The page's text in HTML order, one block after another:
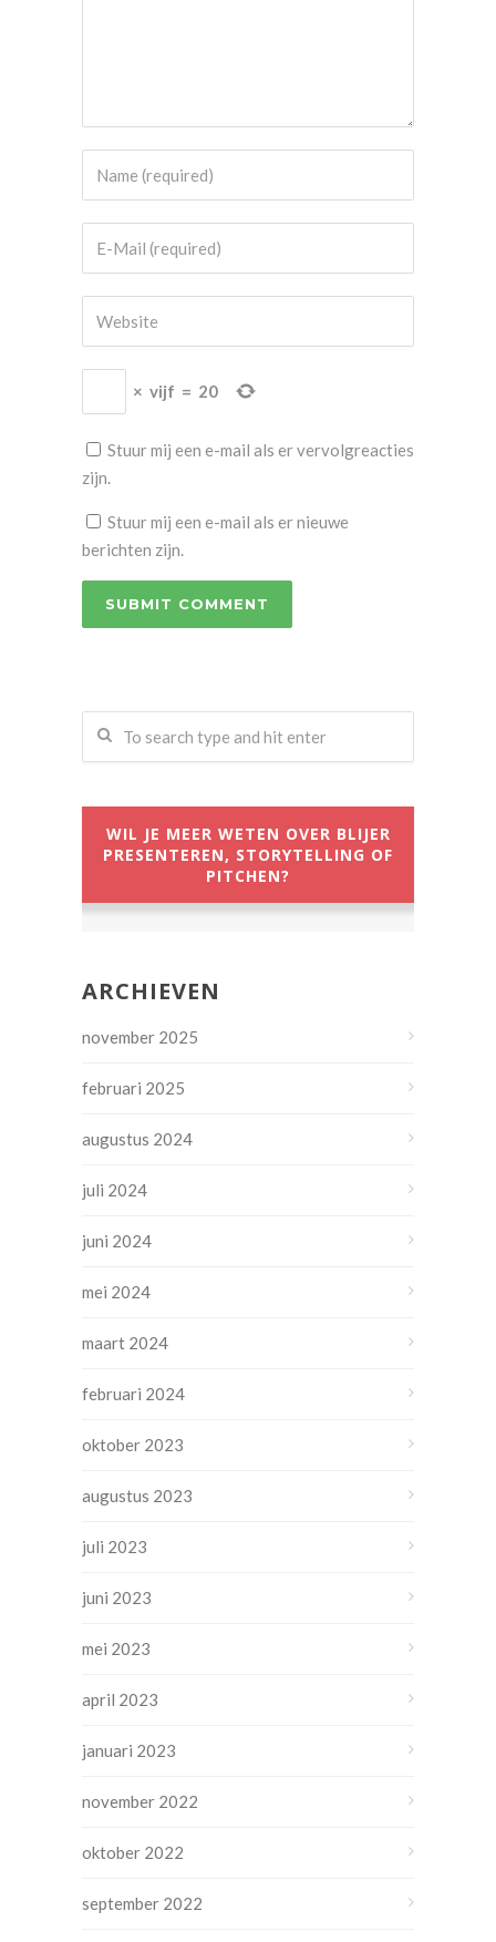
× vijf = 20
Stuur mij een e-mail als er vervolgreacties
zijn.
Stuur mij een e-mail als er nieuwe
berichten zijn.
WIL JE MEER WETEN OVER BLIJER
PRESENTEREN, STORYTELLING OF
PITCHEN?
ARCHIEVEN
november 2025
februari 2025
augustus 2024
juli 2024
juni 2024
mei 2024
maart 2024
februari 2024
oktober 2023
augustus 2023
juli 2023
juni 2023
mei 2023
april 2023
januari 2023
november 2022
oktober 2022
september 2022